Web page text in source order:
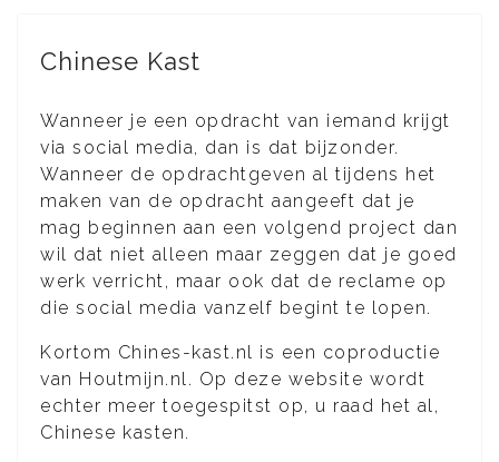
Chinese Kast
Wanneer je een opdracht van iemand krijgt
via social media, dan is dat bijzonder.
Wanneer de opdrachtgeven al tijdens het
maken van de opdracht aangeeft dat je
mag beginnen aan een volgend project dan
wil dat niet alleen maar zeggen dat je goed
werk verricht, maar ook dat de reclame op
die social media vanzelf begint te lopen.
Kortom Chines-kast.nl is een coproductie
van Houtmijn.nl. Op deze website wordt
echter meer toegespitst op, u raad het al,
Chinese kasten.